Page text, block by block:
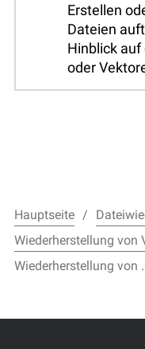
Erstellen
Dateien
Hinblick
oder
Hauptseite
Wiederherstellung von
Wiederherstellung von